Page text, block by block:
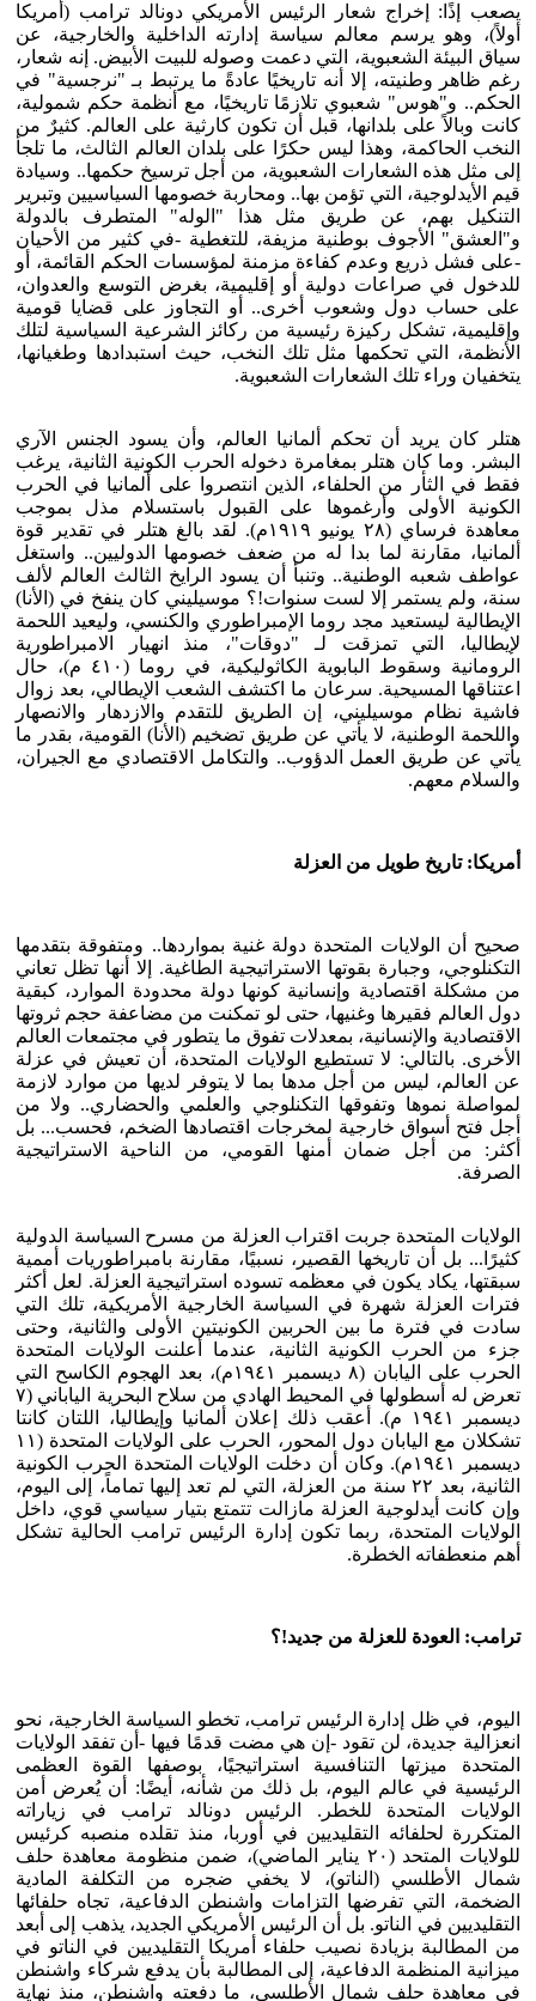
يصعب إذًا: إخراج شعار الرئيس الأمريكي دونالد ترامب (أمريكا
أولاً)، وهو يرسم معالم سياسة إدارته الداخلية والخارجية، عن
سياق البيئة الشعبوية، التي دعمت وصوله للبيت الأبيض. إنه شعار،
رغم ظاهر وطنيته، إلا أنه تاريخيًا عادةً ما يرتبط بـ "نرجسية" في
الحكم.. و"هوس" شعبوي تلازمًا تاريخيًا، مع أنظمة حكم شمولية،
كانت وبالاً على بلدانها، قبل أن تكون كارثية على العالم. كثيرٌ من
النخب الحاكمة، وهذا ليس حكرًا على بلدان العالم الثالث، ما تلجأ
إلى مثل هذه الشعارات الشعبوية، من أجل ترسيخ حكمها.. وسيادة
قيم الأيدلوجية، التي تؤمن بها.. ومحاربة خصومها السياسيين وتبرير
التنكيل بهم، عن طريق مثل هذا "الوله" المتطرف بالدولة
و"العشق" الأجوف بوطنية مزيفة، للتغطية -في كثير من الأحيان
-على فشل ذريع وعدم كفاءة مزمنة لمؤسسات الحكم القائمة، أو
للدخول في صراعات دولية أو إقليمية، بغرض التوسع والعدوان،
على حساب دول وشعوب أخرى.. أو التجاوز على قضايا قومية
وإقليمية، تشكل ركيزة رئيسية من ركائز الشرعية السياسية لتلك
الأنظمة، التي تحكمها مثل تلك النخب، حيث استبدادها وطغيانها،
يتخفيان وراء تلك الشعارات الشعبوية.
هتلر كان يريد أن تحكم ألمانيا العالم، وأن يسود الجنس الآري
البشر. وما كان هتلر بمغامرة دخوله الحرب الكونية الثانية، يرغب
فقط في الثأر من الحلفاء، الذين انتصروا على ألمانيا في الحرب
الكونية الأولى وأرغموها على القبول باستسلام مذل بموجب
معاهدة فرساي (٢٨ يونيو ١٩١٩م). لقد بالغ هتلر في تقدير قوة
ألمانيا، مقارنة لما بدا له من ضعف خصومها الدوليين.. واستغل
عواطف شعبه الوطنية.. وتنبأ أن يسود الرايخ الثالث العالم لألف
سنة، ولم يستمر إلا لست سنوات!؟ موسيليني كان ينفخ في (الأنا)
الإيطالية ليستعيد مجد روما الإمبراطوري والكنسي، وليعيد اللحمة
لإيطاليا، التي تمزقت لـ "دوقات"، منذ انهيار الامبراطورية
الرومانية وسقوط البابوية الكاثوليكية، في روما (٤١٠ م)، حال
اعتناقها المسيحية. سرعان ما اكتشف الشعب الإيطالي، بعد زوال
فاشية نظام موسيليني، إن الطريق للتقدم والازدهار والانصهار
واللحمة الوطنية، لا يأتي عن طريق تضخيم (الأنا) القومية، بقدر ما
يأتي عن طريق العمل الدؤوب.. والتكامل الاقتصادي مع الجيران،
والسلام معهم.
أمريكا: تاريخ طويل من العزلة
صحيح أن الولايات المتحدة دولة غنية بمواردها.. ومتفوقة بتقدمها
التكنلوجي، وجبارة بقوتها الاستراتيجية الطاغية. إلا أنها تظل تعاني
من مشكلة اقتصادية وإنسانية كونها دولة محدودة الموارد، كبقية
دول العالم فقيرها وغنيها، حتى لو تمكنت من مضاعفة حجم ثروتها
الاقتصادية والإنسانية، بمعدلات تفوق ما يتطور في مجتمعات العالم
الأخرى. بالتالي: لا تستطيع الولايات المتحدة، أن تعيش في عزلة
عن العالم، ليس من أجل مدها بما لا يتوفر لديها من موارد لازمة
لمواصلة نموها وتفوقها التكنلوجي والعلمي والحضاري.. ولا من
أجل فتح أسواق خارجية لمخرجات اقتصادها الضخم، فحسب... بل
أكثر: من أجل ضمان أمنها القومي، من الناحية الاستراتيجية
الصرفة.
الولايات المتحدة جربت اقتراب العزلة من مسرح السياسة الدولية
كثيرًا... بل أن تاريخها القصير، نسبيًا، مقارنة بامبراطوريات أممية
سبقتها، يكاد يكون في معظمه تسوده استراتيجية العزلة. لعل أكثر
فترات العزلة شهرة في السياسة الخارجية الأمريكية، تلك التي
سادت في فترة ما بين الحربين الكونيتين الأولى والثانية، وحتى
جزء من الحرب الكونية الثانية، عندما أعلنت الولايات المتحدة
الحرب على اليابان (٨ ديسمبر ١٩٤١م)، بعد الهجوم الكاسح التي
تعرض له أسطولها في المحيط الهادي من سلاح البحرية الياباني (٧
ديسمبر ١٩٤١ م). أعقب ذلك إعلان ألمانيا وإيطاليا، اللتان كانتا
تشكلان مع اليابان دول المحور، الحرب على الولايات المتحدة (١١
ديسمبر ١٩٤١م). وكان أن دخلت الولايات المتحدة الحرب الكونية
الثانية، بعد ٢٢ سنة من العزلة، التي لم تعد إليها تماماً، إلى اليوم،
وإن كانت أيدلوجية العزلة مازالت تتمتع بتيار سياسي قوي، داخل
الولايات المتحدة، ربما تكون إدارة الرئيس ترامب الحالية تشكل
أهم منعطفاته الخطرة.
ترامب: العودة للعزلة من جديد!؟
اليوم، في ظل إدارة الرئيس ترامب، تخطو السياسة الخارجية، نحو
انعزالية جديدة، لن تقود -إن هي مضت قدمًا فيها -أن تفقد الولايات
المتحدة ميزتها التنافسية استراتيجيًا، بوصفها القوة العظمى
الرئيسية في عالم اليوم، بل ذلك من شأنه، أيضًا: أن يُعرض أمن
الولايات المتحدة للخطر. الرئيس دونالد ترامب في زياراته
المتكررة لحلفائه التقليديين في أوربا، منذ تقلده منصبه كرئيس
للولايات المتحد (٢٠ يناير الماضي)، ضمن منظومة معاهدة حلف
شمال الأطلسي (الناتو)، لا يخفي ضجره من التكلفة المادية
الضخمة، التي تفرضها التزامات واشنطن الدفاعية، تجاه حلفائها
التقليديين في الناتو. بل أن الرئيس الأمريكي الجديد، يذهب إلى أبعد
من المطالبة بزيادة نصيب حلفاء أمريكا التقليديين في الناتو في
ميزانية المنظمة الدفاعية، إلى المطالبة بأن يدفع شركاء واشنطن
في معاهدة حلف شمال الأطلسي، ما دفعته واشنطن، منذ نهاية